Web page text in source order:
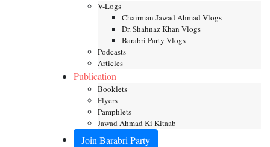
V-Logs
Chairman Jawad Ahmad Vlogs
Dr. Shahnaz Khan Vlogs
Barabri Party Vlogs
Podcasts
Articles
Publication
Booklets
Flyers
Pamphlets
Jawad Ahmad Ki Kitaab
Join Barabri Party